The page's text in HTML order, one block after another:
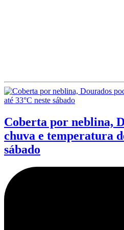
Coberta por neblina,
chuva e temperatura
sábado